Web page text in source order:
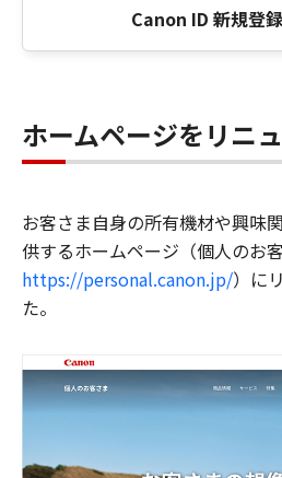
Canon ID 新規登
ホームページをリニ
お客さま自身の所有機材や興味
供するホームページ（個人のお
https://personal.canon.jp/）に
た。